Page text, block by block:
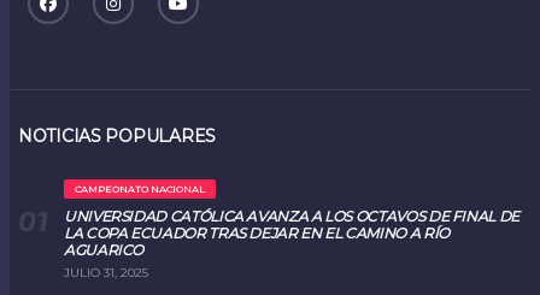
NOTICIAS POPULARES
CAMPEONATO NACIONAL
UNIVERSIDAD CATÓLICA AVANZA A LOS OCTAVOS DE FINAL DE
LA COPA ECUADOR TRAS DEJAR EN EL CAMINO A RÍO
AGUARICO
JULIO 31, 2025